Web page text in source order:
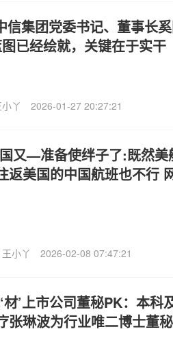
信集团党委书记、董事长
已经绘就，关键在于实干
丫 2026-01-27 20:27:21
又—准备使绊子了:既然美
返美国的中国航班也不行
王小丫 2026-02-08 07:47:21
材’上市公司董秘PK：本科
张琳波为行业唯二博士董